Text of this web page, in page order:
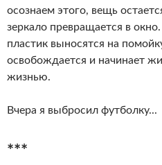
осознаем этого, вещь
зеркало превращается в
пластик выносятся на
освобождается и начинает
жизнью.
Вчера я выбросил футболку...
***